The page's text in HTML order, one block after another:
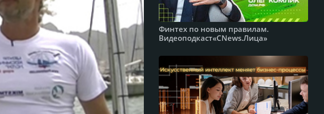
Финтех по новым правилам.
Видеоподкаст«CNews.Лица»